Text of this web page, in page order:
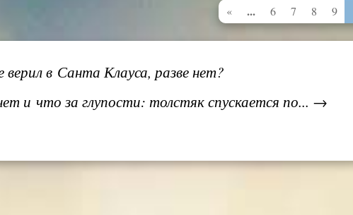
« ... 6 7 8 9
верил в Санта Клауса, разве нет?
и что за глупости: толстяк спускается по... →